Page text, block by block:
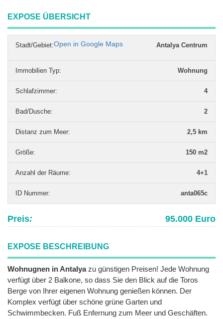
EXPOSE ÜBERSICHT
Stadt/Gebiet: Antalya Centrum
Open in Google Maps
Immobilien Typ: Wohnung
Schlafzimmer: 4
Bad/Dusche: 2
Distanz zum Meer: 2,5 km
Grö­ße: 150 m2
Anzahl der Räume: 4+1
ID Nummer: anta065c
Preis: 95.000 Euro
EXPOSE BESCHREIBUNG
Wohnugnen in Antalyazu günstigen Preisen! Jede Wohnung
verfügt über 2 Balkone, so dass Sie den Blick auf die Toros
Berge von Ihrer eigenen Wohnung genießen können. Der
Komplex verfügt über schöne grüne Garten und
Schwimmbecken. Fuß Enfernung zum Meer und Geschäften.